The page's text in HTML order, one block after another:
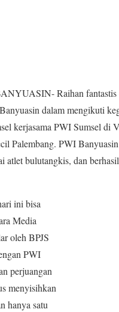
Raihan fantastis
dalam mengikuti
kerjasama PWI Sumsel di
Palembang. PWI
atlet bulutangkis, dan
ini bisa
Media
oleh BPJS
PWI
perjuangan
menyisihkan
hanya satu